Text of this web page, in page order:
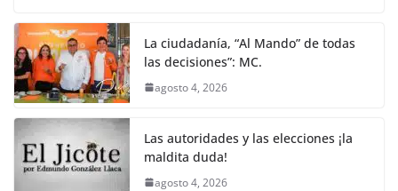
k
c
e
b
o
o
k
itt
er s
A
p
e
n
er
gr
a
p
La ciudadanía, “Al Mando” de todas
las decisiones”: MC.
agosto 4, 2026
Las autoridades y las elecciones ¡la
maldita duda!
agosto 4, 2026